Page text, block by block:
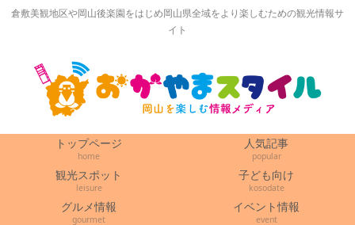
倉敷美観地区や岡山後楽園をはじめ岡山県全域をより楽しむための観光情報サ
イト
トップページ
home
人気記事
popular
観光スポット
leisure
子ども向け
kosodate
グルメ情報
gourmet
イベント情報
event